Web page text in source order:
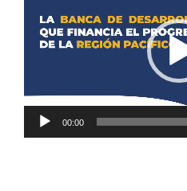
00:00